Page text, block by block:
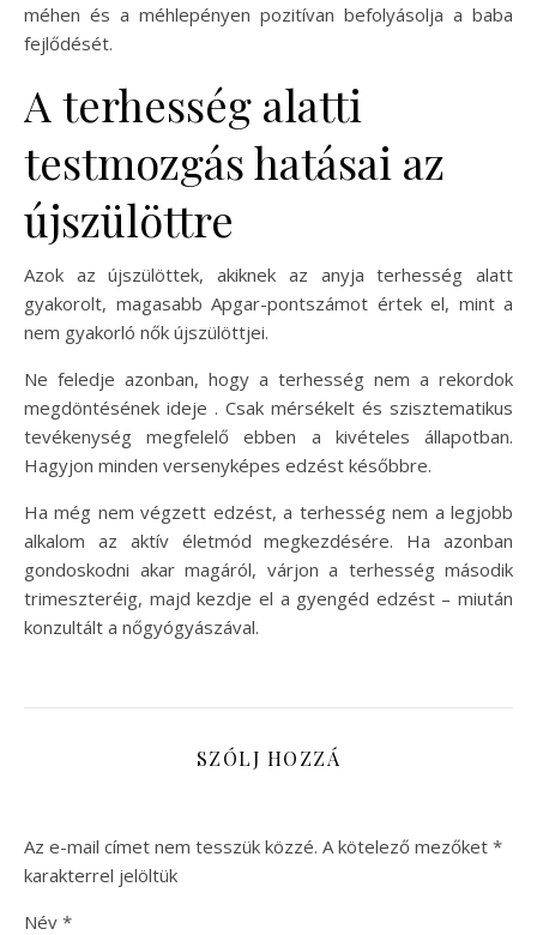
méhen és a méhlepényen pozitívan befolyásolja a baba
fejlődését.
A terhesség alatti
testmozgás hatásai az
újszülöttre
Azok az újszülöttek, akiknek az anyja terhesség alatt
gyakorolt, magasabb Apgar-pontszámot értek el, mint a
nem gyakorló nők újszülöttjei.
Ne feledje azonban, hogy a terhesség nem a rekordok
megdöntésének ideje . Csak mérsékelt és szisztematikus
tevékenység megfelelő ebben a kivételes állapotban.
Hagyjon minden versenyképes edzést későbbre.
Ha még nem végzett edzést, a terhesség nem a legjobb
alkalom az aktív életmód megkezdésére. Ha azonban
gondoskodni akar magáról, várjon a terhesség második
trimeszteréig, majd kezdje el a gyengéd edzést – miután
konzultált a nőgyógyászával.
SZÓLJ HOZZÁ
Az e-mail címet nem tesszük közzé. A kötelező mezőket *
karakterrel jelöltük
Név *